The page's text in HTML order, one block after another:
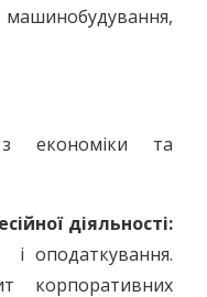
економіки та
діяльності:
і оподаткування.
корпоративних